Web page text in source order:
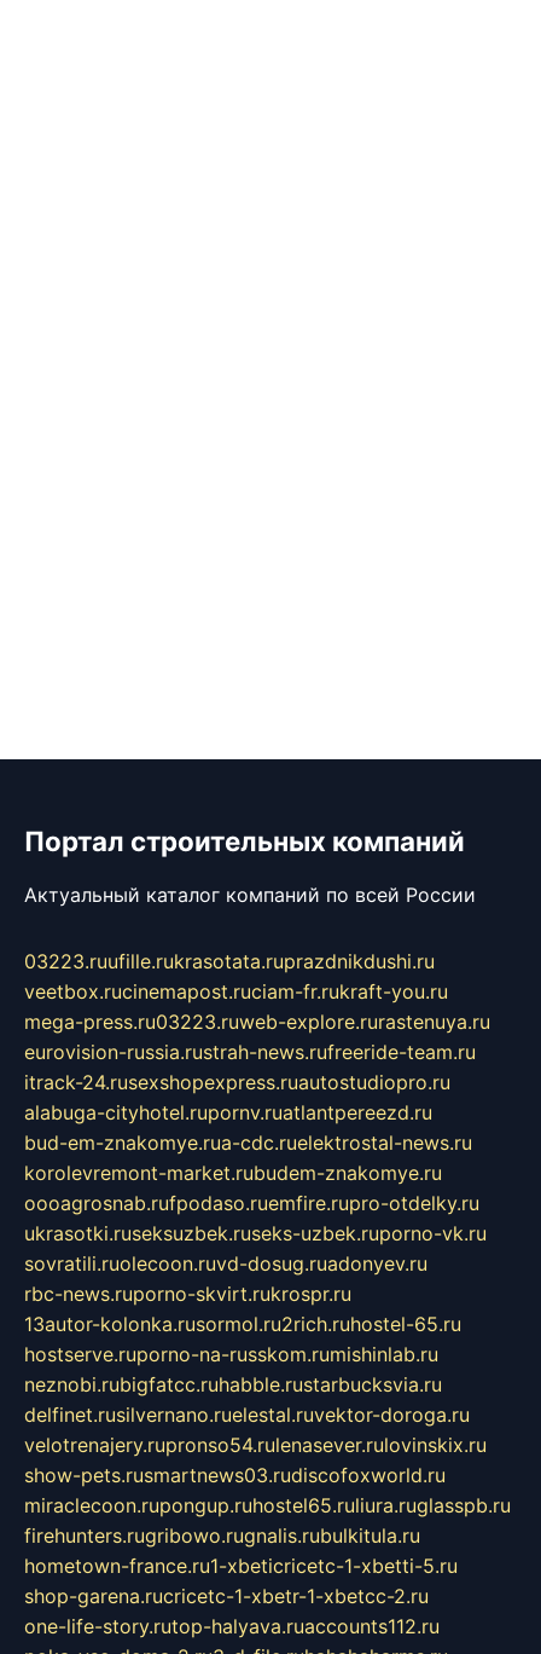
Портал строительных компаний
Актуальный каталог компаний по всей России
03223.ruufille.rukrasotata.ruprazdnikdushi.ru
veetbox.rucinemapost.ruciam-fr.rukraft-you.ru
mega-press.ru03223.ruweb-explore.rurastenuya.ru
eurovision-russia.rustrah-news.rufreeride-team.ru
itrack-24.rusexshopexpress.ruautostudiopro.ru
alabuga-cityhotel.rupornv.ruatlantpereezd.ru
bud-em-znakomye.rua-cdc.ruelektrostal-news.ru
korolevremont-market.rubudem-znakomye.ru
oooagrosnab.rufpodaso.ruemfire.rupro-otdelky.ru
ukrasotki.ruseksuzbek.ruseks-uzbek.ruporno-vk.ru
sovratili.ruolecoon.ruvd-dosug.ruadonyev.ru
rbc-news.ruporno-skvirt.rukrospr.ru
13autor-kolonka.rusormol.ru2rich.ruhostel-65.ru
hostserve.ruporno-na-russkom.rumishinlab.ru
neznobi.rubigfatcc.ruhabble.rustarbucksvia.ru
delfinet.rusilvernano.ruelestal.ruvektor-doroga.ru
velotrenajery.rupronso54.rulenasever.rulovinskix.ru
show-pets.rusmartnews03.rudiscofoxworld.ru
miraclecoon.rupongup.ruhostel65.ruliura.ruglasspb.ru
firehunters.rugribowo.rugnalis.rubulkitula.ru
hometown-france.ru1-xbeticricetc-1-xbetti-5.ru
shop-garena.rucricetc-1-xbetr-1-xbetcc-2.ru
one-life-story.rutop-halyava.ruaccounts112.ru